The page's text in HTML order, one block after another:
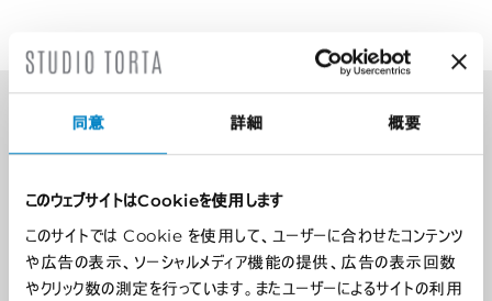
同意 詳細 概要
このウェブサイトはCookieを使用します
このサイトでは Cookie を使用して、ユーザーに合わせたコンテンツ
や広告の表示、ソーシャルメディア機能の提供、広告の表示回数
やクリック数の測定を行っています。またユーザーによるサイトの利用
SCOPRI ALTRE AREE DI
ATTIVITÀ